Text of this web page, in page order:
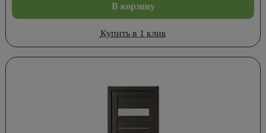
В корзину
Купить в 1 клик